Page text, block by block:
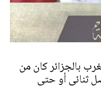
بالجزائر كان من
ثنائي أو حتى